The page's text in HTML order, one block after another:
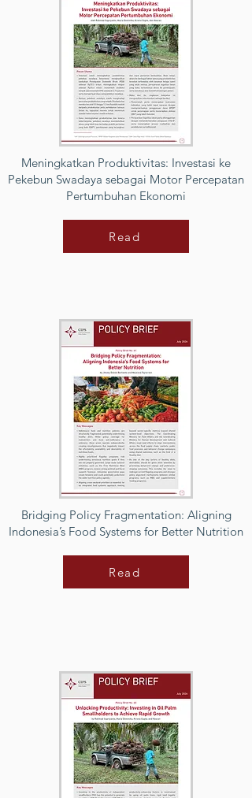
Meningkatkan Produktivitas: Investasi ke
Pekebun Swadaya sebagai Motor Percepatan
Pertumbuhan Ekonomi
Read
Bridging Policy Fragmentation: Aligning
Indonesia’s Food Systems for Better Nutrition
Read